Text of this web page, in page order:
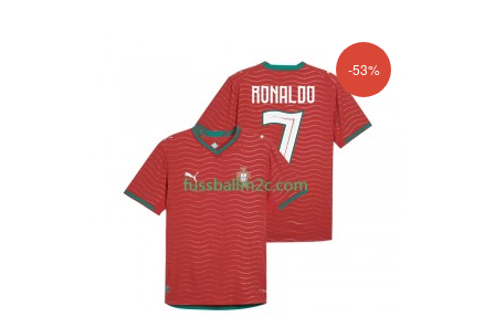
-53%